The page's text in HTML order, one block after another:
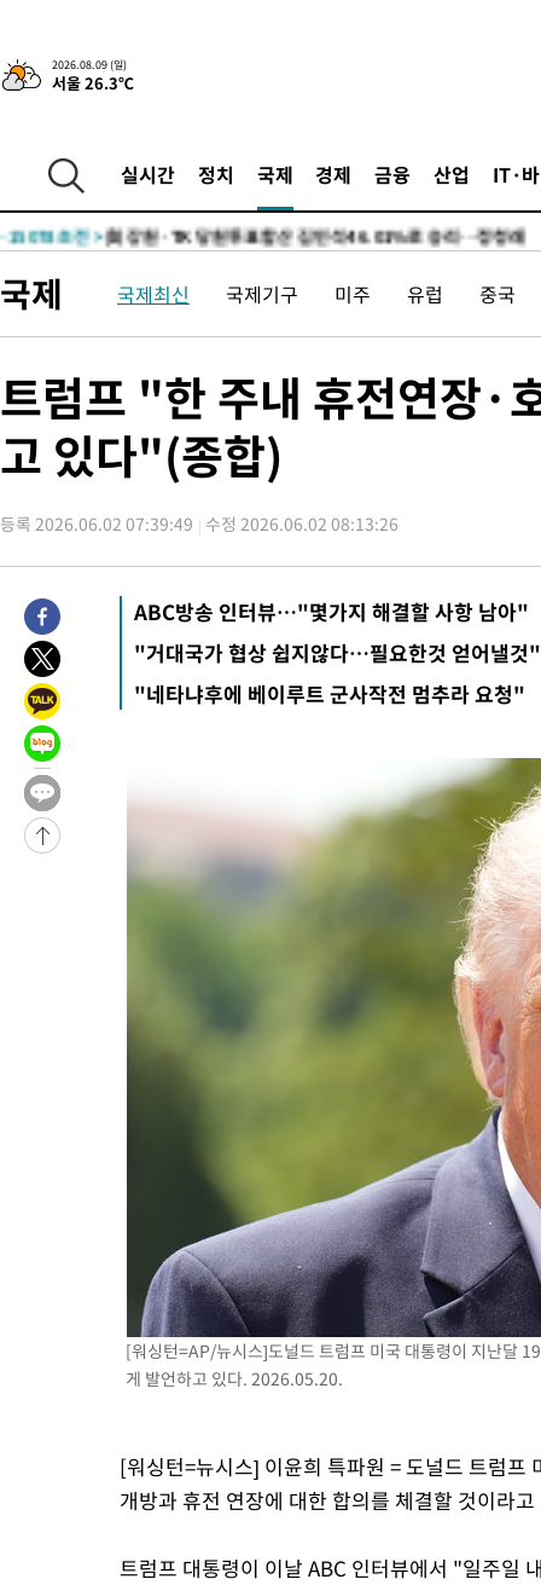
2026.08.09 (일)
서울 26.3℃
실시간 정치 국제 경제 금융 산업 IT·
-24176초 전 >네타냐후, 트럼프의 가자 평화 2차 15개조 평화안 '거부'
-20772초 전 >이강인 ATM 입단식에 '상암벌 들썩'…"세계적인 선수 되길"
-17114초 전 >
AT마드리드 데뷔 앞둔 이강인, 맨시티전 선발 대신 '벤치 시작'
-15744초 전 >
44.40%
-15078초 전 >與 강원·TK 당원투표 합산 김민석 46.01%로 승리…정청래
-14725초 전 >
[속보]與 당대표 경선, 경북 권리당원 투표 김민석 47.37%·정
-14627초 전 >[속보]與 당대표 경선, 대구 권리당원 투표 정청래 47.82%·김
득표
-12342초 전 >"일본축구협회, 대한축구협회 성 접대 의혹 심판 조사"
-4984초 전 > [속보]장은수, KLPGA 제주삼다수 역전 우승…데뷔 10년 차에
상
-349초 전 >"얼마나 더웠으면"…안동 물길공원서 헤엄친 구렁이 '소동'
7분 전 >'2경기 연속 침묵' 손흥민, 톨루카전 68분만 뛰고 슈팅 0개
28분 전 >이강인, 오늘 서울서 AT마드리드 입단식…'전례 없는 특급대우'
-29135초 전 >
이강인, 5만 관중 앞 ATM 데뷔…뜨거운 응원 속 새출발(종합)
-28891초 전 >
'AT마드리드 7번' 이강인 데뷔전…맨시티에 1-3 역전패(종합)
-26630초 전 >
-26132초 전 >
[속보]'AT마드리드 7번' 이강인, 맨시티 상대로 비공식 데뷔전
-24196초 전 >
-20792초 전 >
이강인 ATM 입단식에 '상암벌 들썩'…"세계적인 선수 되길"
-19788초 전 >
태풍 돌핀, 중 저장성 타이저우시 해안에 상륙 (1보)
-17134초 전 >
AT마드리드 데뷔 앞둔 이강인, 맨시티전 선발 대신 '벤치 시작'
[속보]與 강원·TK 당원투표 합산 김민석 48.54%로 승리…정
與 강원·TK 당원투표 합산 김민석 46.01%로 승리…정청래
[속보]與전대 권리당원투표…강원·경북 김민석, 대구 정청래
[속보]與 당대표 경선, 경북 권리당원 투표 김민석 47.37%·정
[속보]與 당대표 경선, 대구 권리당원 투표 정청래 47.82%·김
[속보]與 당대표 경선, 강원 권리당원 투표 김민석 승리
"일본축구협회, 대한축구협회 성 접대 의혹 심판 조사"
[속보]장은수, KLPGA 제주삼다수 역전 우승…데뷔 10년 차에
"얼마나 더웠으면"…안동 물길공원서 헤엄친 구렁이 '소동'
손흥민, 68분 뛰고 2경기 침묵…LAFC, 톨루카에 1-0 승리(종합)
'2경기 연속 침묵' 손흥민, 톨루카전 68분만 뛰고 슈팅 0개
이강인, 오늘 서울서 AT마드리드 입단식…'전례 없는 특급대우'
국제 국제최신 국제기구 미주 유럽 중국
트럼프 "한 주내 휴전연장·
고 있다"(종합)
등록 2026.06.02 07:39:49 수정 2026.06.02 08:13:26
ABC방송 인터뷰…"몇가지 해결할 사항 남아"
"거대국가 협상 쉽지않다…필요한것 얻어낼것"
"네타냐후에 베이루트 군사작전 멈추라 요청"
[워싱턴=AP/뉴시스]도널드 트럼프 미국 대통령이 지난달
게 발언하고 있다. 2026.05.20.
[워싱턴=뉴시스] 이윤희 특파원 = 도널드 트럼프
개방과 휴전 연장에 대한 합의를 체결할 것이라
트럼프 대통령이 이날 ABC 인터뷰에서 "일주